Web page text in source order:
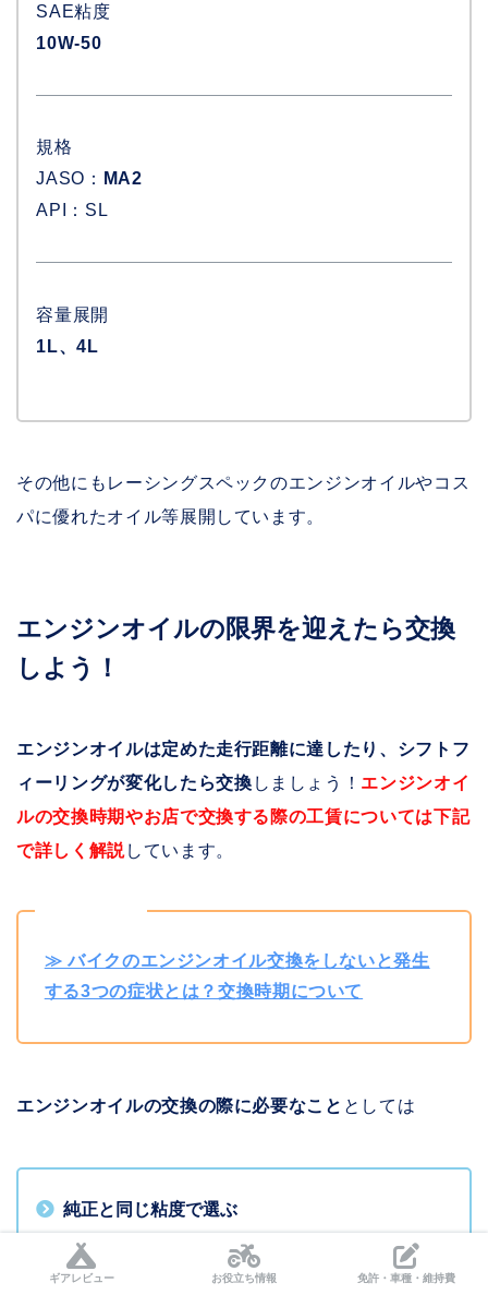
SAE粘度
10W-50
規格
JASO：
MA2
API：SL
容量展開
1L、4L
その他にもレーシングスペックのエンジンオイルやコス
パに優れたオイル等展開しています。
エンジンオイルの限界を迎えたら交換
しよう！
エンジンオイルは定めた走行距離に達したり、シフトフ
ィーリングが変化したら交換 しましょう！ エンジンオイ
ルの交換時期やお店で交換する際の工賃については下記
で詳しく解説しています。
≫ バイクのエンジンオイル交換をしないと発生
する3つの症状とは？交換時期について
エンジンオイルの交換の際に必要なこと としては
純正と同じ粘度で選ぶ
部分合成油・化学合成油かを決める
ギアレビュー お役立ち情報 免許・車種・維持費